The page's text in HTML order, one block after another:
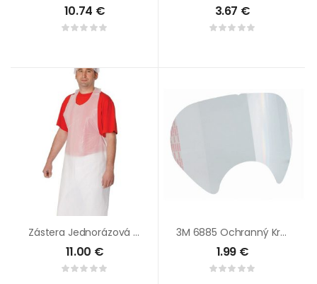
10.74 € 3.67 €
Zástera Jednorázová 100ks/bal Biel
11.00 €
3M 6885 Ochranný Kryt (fólia) Zorníka Séria 6000
1.99 €